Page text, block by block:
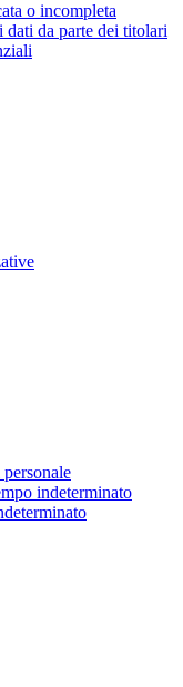
o incompleta
dati da parte dei titolari
indeterminato